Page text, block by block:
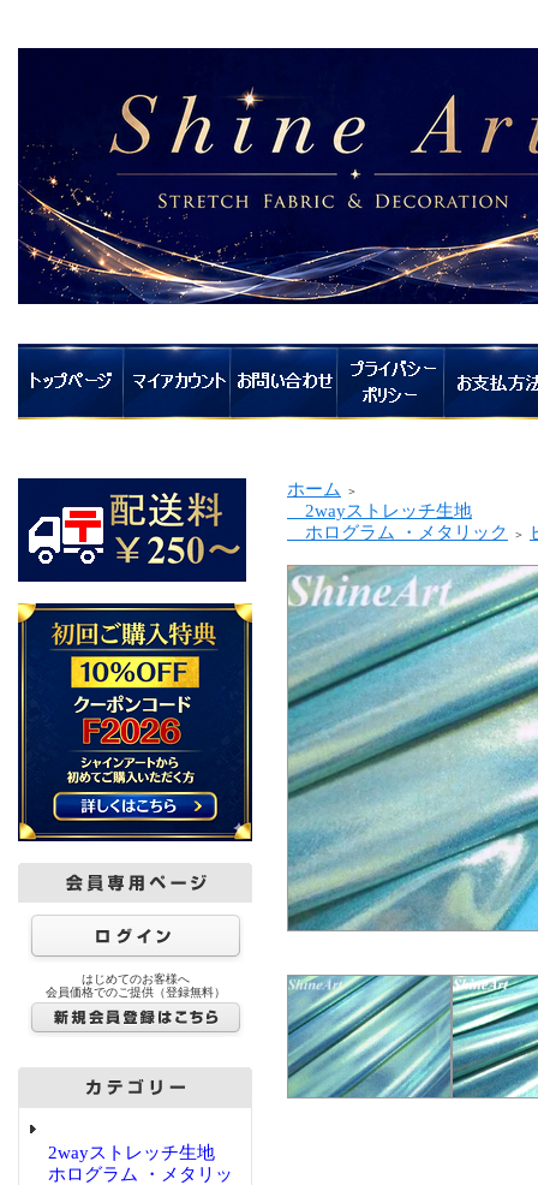
はじめてのお客様へ
会員価格でのご提供（登録無料）
2wayストレッチ生地
ホログラム ・メタリッ
ホーム ＞
2wayストレッチ生地
ホログラム ・メタリック
＞